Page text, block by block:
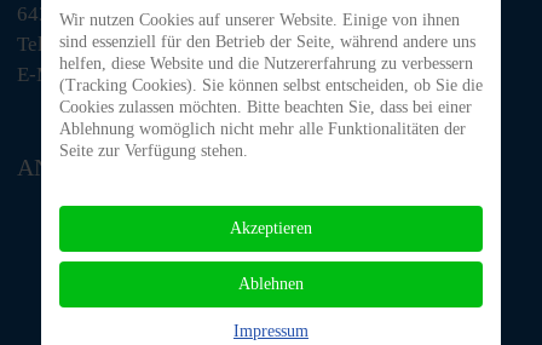
64385 Reichelsheim
Telefon: 06063 / 939 848
E-Mail: tino@tiere-in-not-odenwald.de
ANFAHRT
Wir nutzen Cookies auf unserer Website. Einige von ihnen
sind essenziell für den Betrieb der Seite, während andere uns
helfen, diese Website und die Nutzererfahrung zu verbessern
(Tracking Cookies). Sie können selbst entscheiden, ob Sie die
Cookies zulassen möchten. Bitte beachten Sie, dass bei einer
Ablehnung womöglich nicht mehr alle Funktionalitäten der
Seite zur Verfügung stehen.
Akzeptieren
Ablehnen
Impressum